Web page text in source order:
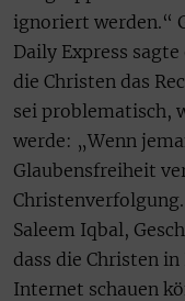
ignoriert werden.“
Daily Express
die Christen das
sei problematisch,
werde: „Wenn
Glaubensfreiheit
Saleem Iqbal,
dass die Christen
Internet schauen